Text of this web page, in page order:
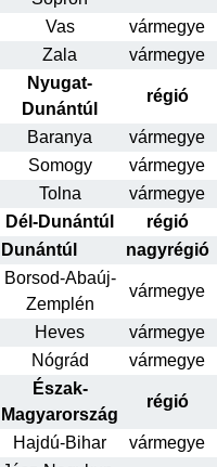
Vas vármegye
Zala
vármegye
Nyugat-
Dunántúl
régió
Baranya vármegye
Somogy
vármegye
Tolna
vármegye
Dél-Dunántúl
régió
Dunántúl
nagyrégió
Borsod-Abaúj-
Zemplén
vármegye
Heves vármegye
Nógrád
vármegye
Észak-
Magyarország
régió
Hajdú-Bihar vármegye